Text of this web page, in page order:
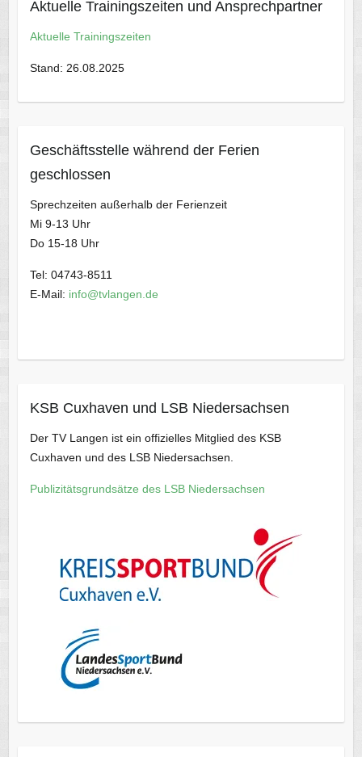
Aktuelle Trainingszeiten und Ansprechpartner
Aktuelle Trainingszeiten
Stand: 26.08.2025
Geschäftsstelle während der Ferien
geschlossen
Sprechzeiten außerhalb der Ferienzeit
Mi 9-13 Uhr
Do 15-18 Uhr
Tel: 04743-8511
E-Mail: info@tvlangen.de
KSB Cuxhaven und LSB Niedersachsen
Der TV Langen ist ein offizielles Mitglied des KSB
Cuxhaven und des LSB Niedersachsen.
Publizitätsgrundsätze des LSB Niedersachsen